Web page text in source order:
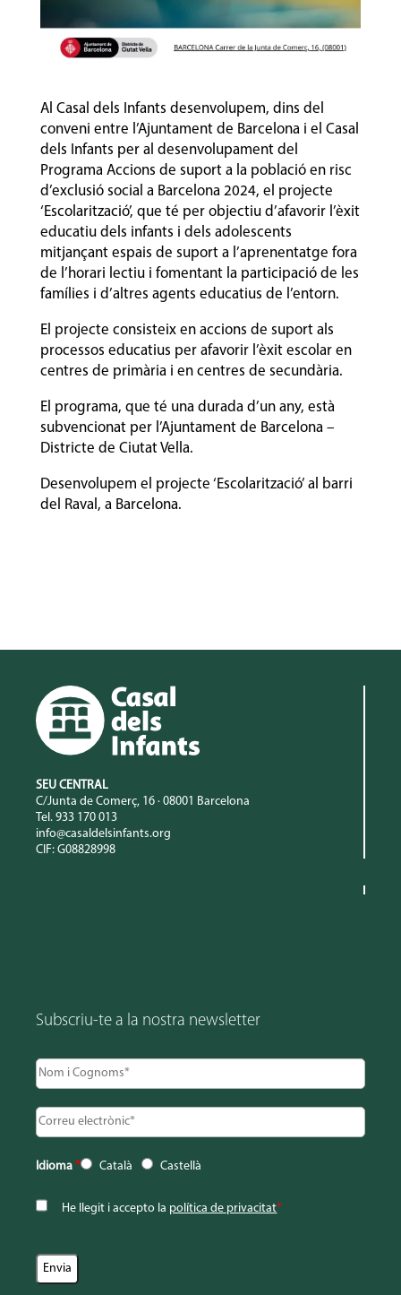
Al Casal dels Infants desenvolupem, dins del
conveni entre l’Ajuntament de Barcelona i el Casal
dels Infants per al desenvolupament del
Programa Accions de suport a la població en risc
d’exclusió social a Barcelona 2024, el projecte
‘Escolarització’, que té per objectiu d’afavorir l’èxit
educatiu dels infants i dels adolescents
mitjançant espais de suport a l’aprenentatge fora
de l’horari lectiu i fomentant la participació de les
famílies i d’altres agents educatius de l’entorn.
El projecte consisteix en accions de suport als
processos educatius per afavorir l’èxit escolar en
centres de primària i en centres de secundària.
El programa, que té una durada d’un any, està
subvencionat per l’Ajuntament de Barcelona –
Districte de Ciutat Vella.
Desenvolupem el projecte ‘Escolarització’ al barri
del Raval, a Barcelona.
SEU CENTRAL
C/Junta de Comerç, 16 · 08001 Barcelona
Tel. 933 170 013
info@casaldelsinfants.org
CIF: G08828998
Subscriu-te a la nostra newsletter
Idioma * Català Castellà
He llegit i accepto la política de privacitat*